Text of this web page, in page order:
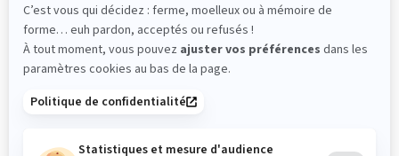
L’ÉPAISSEUR D’UN MATELAS ENFANT EST-ELLE FONCTION
DE SA COMPOSITION ?